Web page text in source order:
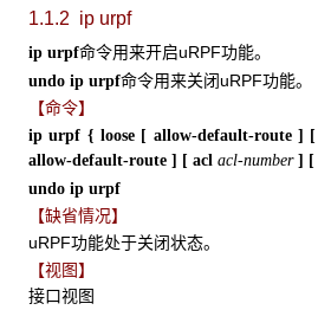
1.1.2 ip urpf
ip urpf命令用来开启uRPF功能。
undo ip urpf命令用来关闭uRPF功能。
【命令】
ip urpf { loose[ allow-default-route] [
allow-default-route ] [ acl acl-number] [
undo ip urpf
【缺省情况】
uRPF功能处于关闭状态。
【视图】
接口视图